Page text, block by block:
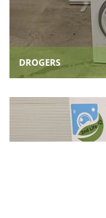
DROGERS